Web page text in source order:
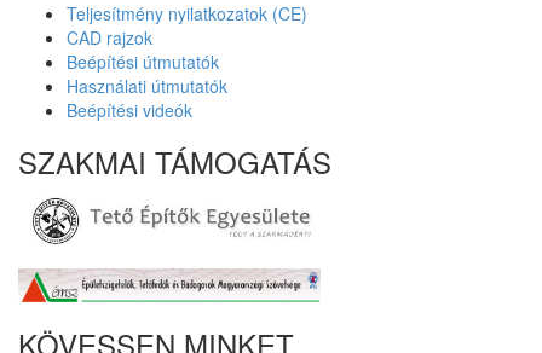
Teljesítmény nyilatkozatok (CE)
CAD rajzok
Beépítési útmutatók
Használati útmutatók
Beépítési videók
SZAKMAI TÁMOGATÁS
KÖVESSEN MINKET